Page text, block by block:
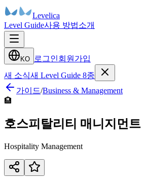
Levelica
Level Guide사용 방법소개
KO 로그인회원가입
새 소식새 Level Guide 8종
가이드/Business & Management
🏨
호스피탈리티 매니지먼트
Hospitality Management